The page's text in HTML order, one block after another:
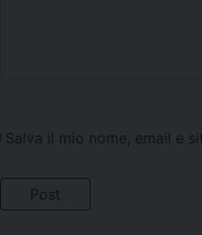
Salva il mio nome, email e